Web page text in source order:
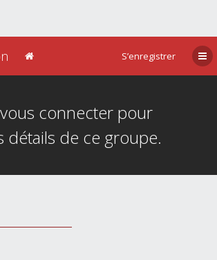
S’enregistrer
connecter pour
détails de ce groupe.